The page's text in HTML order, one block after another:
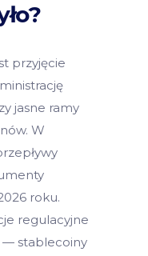
przyjęcie
jasne ramy
W
roku.
regulacyjne
— stablecoiny